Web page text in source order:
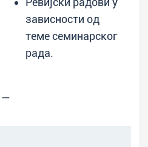
зависности од
теме семинарског
рада.
—